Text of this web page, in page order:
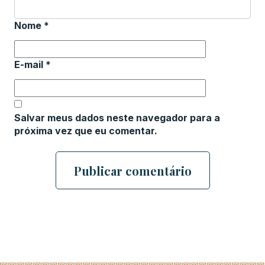
Nome *
E-mail *
Salvar meus dados neste navegador para a
próxima vez que eu comentar.